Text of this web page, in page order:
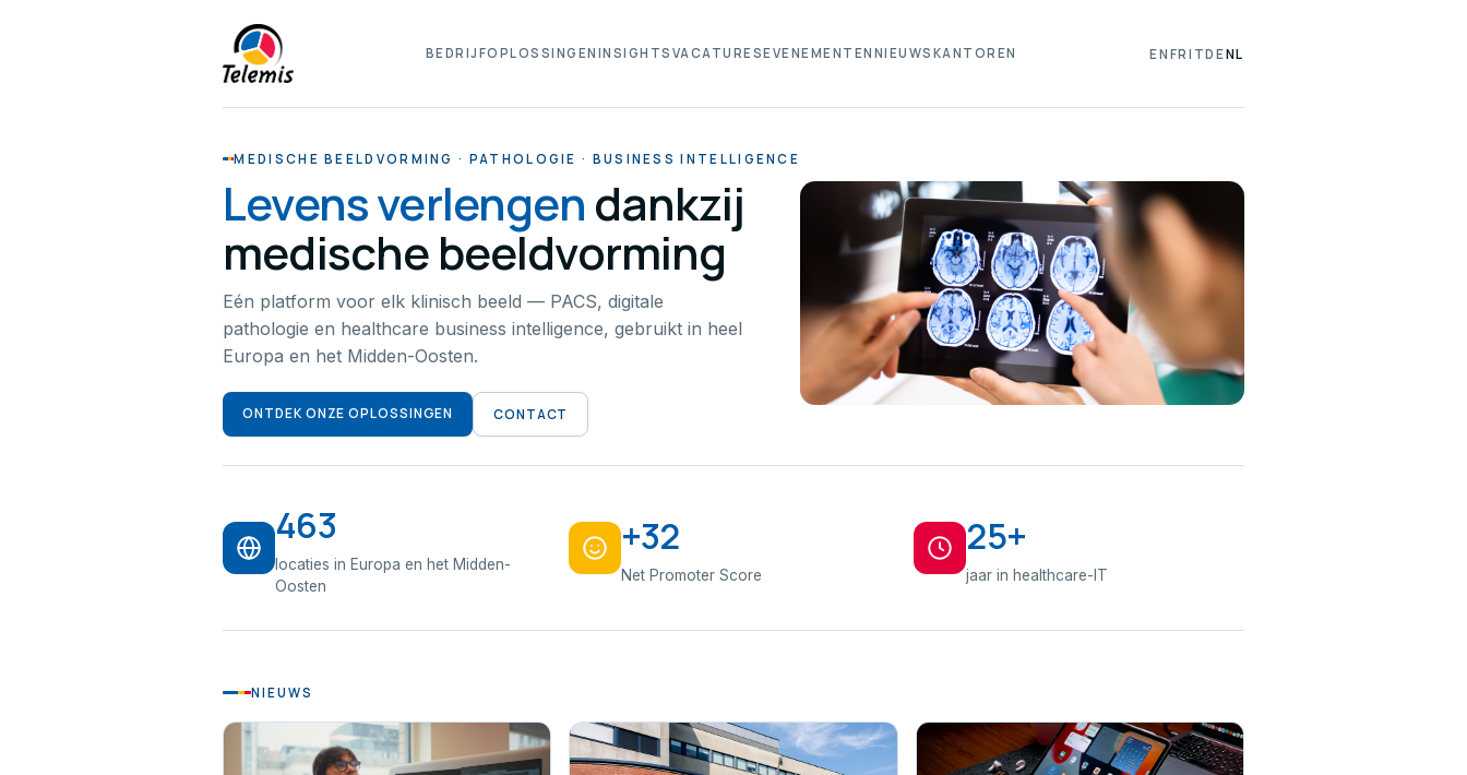
BEDRIJFOPLOSSINGEN INSIGHTS VACATURESEVENEMENTEN NIEUWS KANTOREN ENFRITDENL
MEDISCHE BEELDVORMING · PATHOLOGIE · BUSINESS INTELLIGENCE
Levens verlengendankzij
medische beeldvorming
Eén platform voor elk klinisch beeld — PACS, digitale
pathologie en healthcare business intelligence, gebruikt in heel
Europa en het Midden-Oosten.
ONTDEK ONZE OPLOSSINGEN CONTACT
463
locaties in Europa en het Midden-
Oosten
+32
Net Promoter Score
25+
jaar in healthcare-IT
NIEUWS